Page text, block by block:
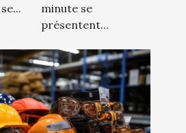
minute se
présentent...